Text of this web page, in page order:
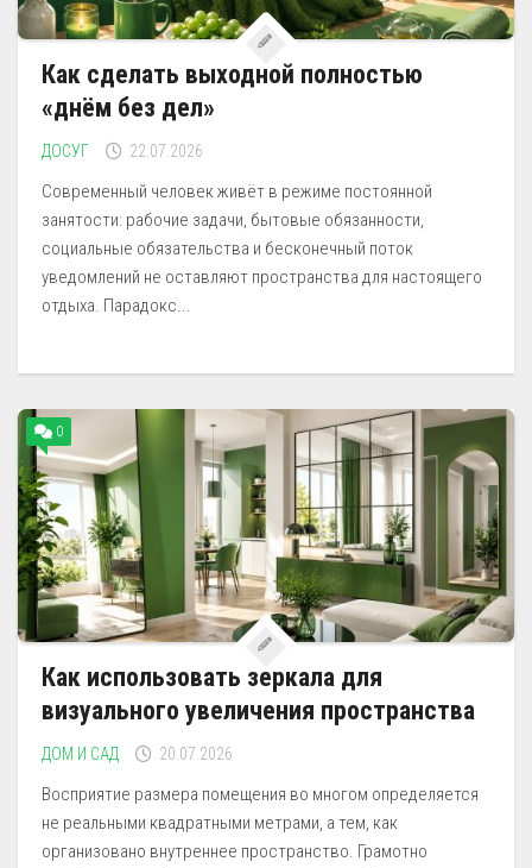
Как сделать выходной полностью
«днём без дел»
ДОСУГ 22.07.2026
Современный человек живёт в режиме постоянной
занятости: рабочие задачи, бытовые обязанности,
социальные обязательства и бесконечный поток
уведомлений не оставляют пространства для настоящего
отдыха. Парадокс...
0
Как использовать зеркала для
визуального увеличения пространства
ДОМ И САД 20.07.2026
Восприятие размера помещения во многом определяется
не реальными квадратными метрами, а тем, как
организовано внутреннее пространство. Грамотно